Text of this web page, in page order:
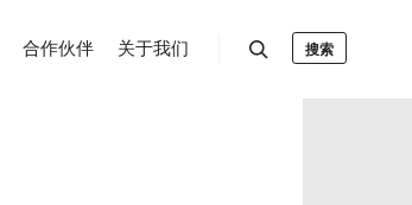
合作伙伴 关于我们 搜索